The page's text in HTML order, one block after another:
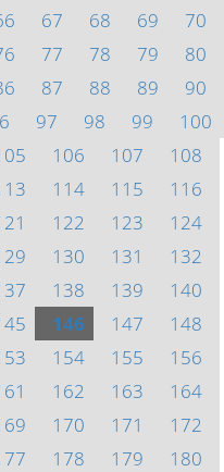
67 68 69
70
77 78 79
80
87 88 89
90
97 98 99
100
106 107
108
114 115
116
122 123
124
130 131
132
138 139
140
146 147
148
154 155
156
162 163
164
170 171
172
178 179
180